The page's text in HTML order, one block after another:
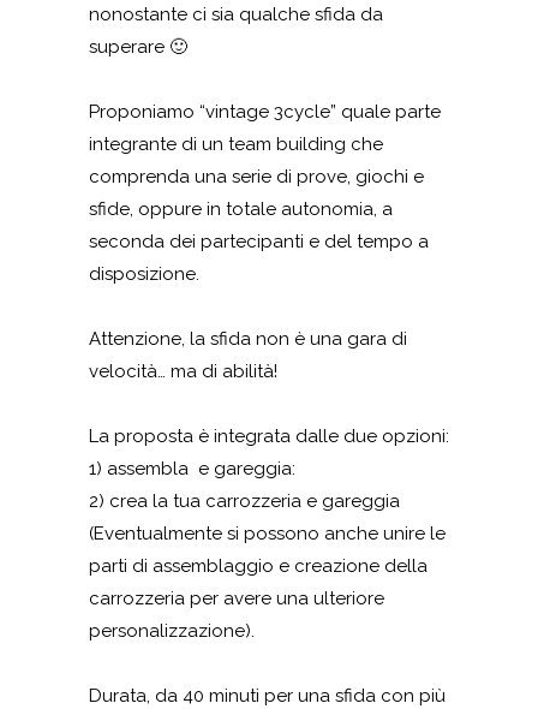
nonostante ci sia qualche sfida da
superare 🙂
Proponiamo “vintage 3cycle” quale parte
integrante di un team building che
comprenda una serie di prove, giochi e
sfide, oppure in totale autonomia, a
seconda dei partecipanti e del tempo a
disposizione.
Attenzione, la sfida non è una gara di
velocità… ma di abilità!
La proposta è integrata dalle due opzioni:
1) assembla e gareggia:
2) crea la tua carrozzeria e gareggia
(Eventualmente si possono anche unire le
parti di assemblaggio e creazione della
carrozzeria per avere una ulteriore
personalizzazione).
Durata, da 40 minuti per una sfida con più